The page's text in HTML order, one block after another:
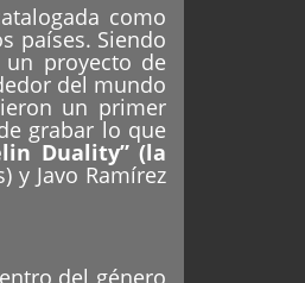
como
países. Siendo
proyecto de
del mundo
un primer
grabar lo que
Duality” (la
y Javo Ramírez
del género